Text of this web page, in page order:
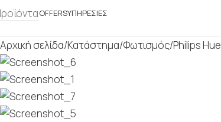
OFFERSΥΠΗΡΕΣΊΕΣ
Αρχική σελίδα/Κατάστημα/Φωτισμός/Philips Hue